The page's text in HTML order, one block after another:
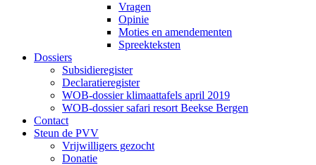
Vragen
Opinie
Moties en amendementen
Spreekteksten
Dossiers
Subsidieregister
Declaratieregister
WOB-dossier klimaattafels april 2019
WOB-dossier safari resort Beekse Bergen
Contact
Steun de PVV
Vrijwilligers gezocht
Donatie